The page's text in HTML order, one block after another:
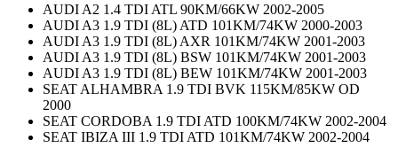
AUDI A2 1.4 TDI ATL 90KM/66KW 2002-2005
AUDI A3 1.9 TDI (8L) ATD 101KM/74KW 2000-2003
AUDI A3 1.9 TDI (8L) AXR 101KM/74KW 2001-2003
AUDI A3 1.9 TDI (8L) BSW 101KM/74KW 2001-2003
AUDI A3 1.9 TDI (8L) BEW 101KM/74KW 2001-2003
SEAT ALHAMBRA 1.9 TDI BVK 115KM/85KW OD
2000
SEAT CORDOBA 1.9 TDI ATD 100KM/74KW 2002-2004
SEAT IBIZA III 1.9 TDI ATD 101KM/74KW 2002-2004